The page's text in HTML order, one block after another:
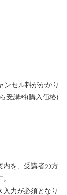
ンセル料がかかり
受講料(購入価格)
内を、受講者の方
入力が必須となり